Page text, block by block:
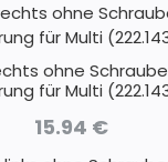
ohne
für Multi
15.94 €